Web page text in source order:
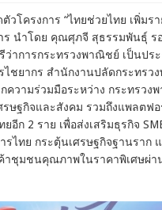
วโครงการ “ไทยช่วยไทย เพิ่มรา
าร นำโดย คุณศุภจี สุธรรมพันธุ์ ร
าการกระทรวงพาณิชย์ เป็นปร
ชยากร สำนักงานปลัดกระทรว
ความร่วมมือระหว่าง กระทรวง
รษฐกิจและสังคม รวมถึงแพลตฟ
อีก 2 ราย เพื่อส่งเสริมธุรกิจ
รไทย กระตุ้นเศรษฐกิจฐานราก
าชุมชนคุณภาพในราคาพิเศษผ่า